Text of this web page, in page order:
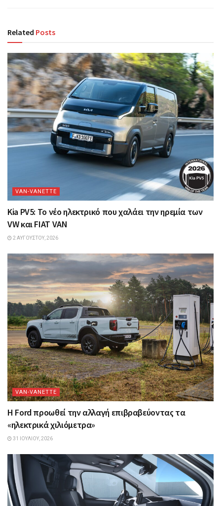
Related Posts
VAN-VANETTΕ
Kia PV5: Το νέο ηλεκτρικό που χαλάει την ηρεμία των
VW και FIAT VAN
2 ΑΥΓΟΎΣΤΟΥ, 2026
VAN-VANETTΕ
Η Ford προωθεί την αλλαγή επιβραβεύοντας τα
«ηλεκτρικά χιλιόμετρα»
31 ΙΟΥΛΊΟΥ, 2026